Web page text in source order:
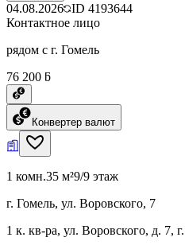
04.08.2026 ID 4193644
Контактное лицо
рядом с г. Гомель
76 200 ƃ
Конвертер валют
1 комн.35 м²9/9 этаж
г. Гомель, ул. Воровского, 7
1 к. кв-ра, ул. Воровского, д. 7,